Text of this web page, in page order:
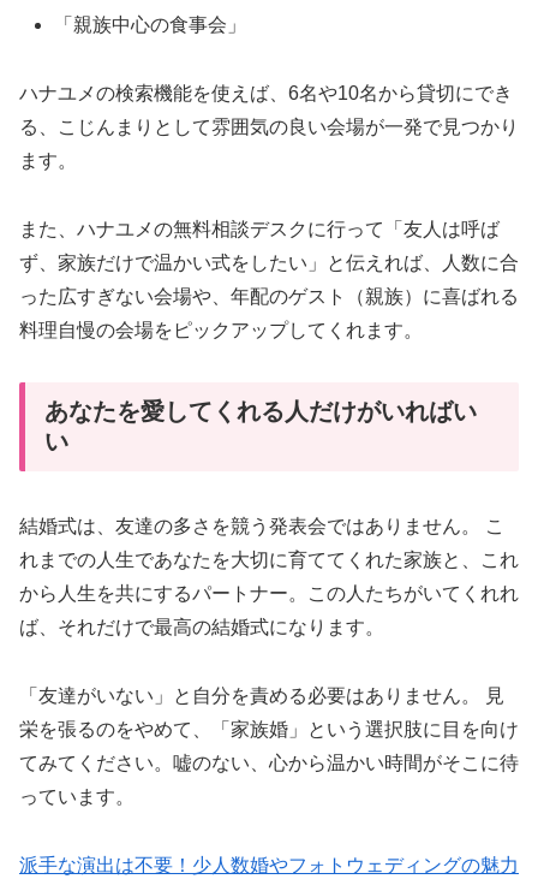
「親族中心の食事会」
ハナユメの検索機能を使えば、6名や10名から貸切にでき
る、こじんまりとして雰囲気の良い会場が一発で見つかり
ます。
また、ハナユメの無料相談デスクに行って「友人は呼ば
ず、家族だけで温かい式をしたい」と伝えれば、人数に合
った広すぎない会場や、年配のゲスト（親族）に喜ばれる
料理自慢の会場をピックアップしてくれます。
あなたを愛してくれる人だけがいればい
い
結婚式は、友達の多さを競う発表会ではありません。 こ
れまでの人生であなたを大切に育ててくれた家族と、これ
から人生を共にするパートナー。この人たちがいてくれれ
ば、それだけで最高の結婚式になります。
「友達がいない」と自分を責める必要はありません。 見
栄を張るのをやめて、「家族婚」という選択肢に目を向け
てみてください。嘘のない、心から温かい時間がそこに待
っています。
派手な演出は不要！少人数婚やフォトウェディングの魅力